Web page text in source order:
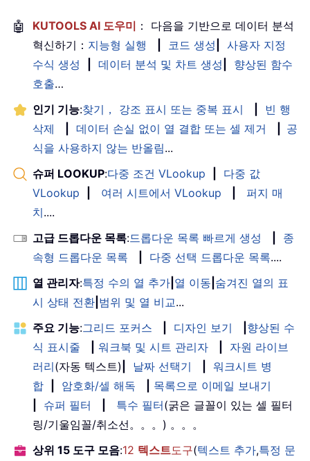
🤖 KUTOOLS AI 도우미 ： 다음을 기반으로 데이터 분석
혁신하기： 지능형 실행 코드 생성
사용자 지정
수식 생성
데이터 분석 및 차트 생성
향상된 함수
호출…
인기 기능:찾기， 강조 표시 또는 중복 표시
빈 행
삭제
데이터 손실 없이 열 결합 또는 셀 제거
공
식을 사용하지 않는 반올림...
슈퍼 LOOKUP:다중 조건 VLookup
다중 값
VLookup
여러 시트에서 VLookup
퍼지 매
치....
고급 드롭다운 목록:드롭다운 목록 빠르게 생성
종
속형 드롭다운 목록
다중 선택 드롭다운 목록....
열 관리자:특정 수의 열 추가 열 이동 숨겨진 열의 표
시 상태 전환 범위 및 열 비교...
주요 기능:그리드 포커스 디자인 보기
향상된 수
식 표시줄
워크북 및 시트 관리자
자원 라이브
러리(자동 텍스트) 날짜 선택기
워크시트 병
합
암호화/셀 해독
목록으로 이메일 보내기
슈퍼 필터 특수 필터(굵은 글꼴이 있는 셀 필터
링/기울임꼴/취소선。。。) 。。。
상위 15 도구 모음:12 텍스트도구(텍스트 추가,특정 문